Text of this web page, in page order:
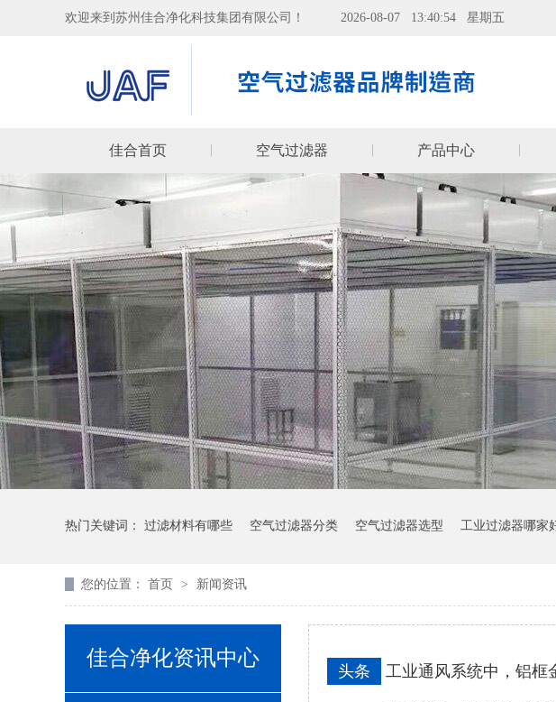
欢迎来到苏州佳合净化科技集团有限公司！ 2026-08-07 13:40:55 星期五
佳合首页 空气过滤器 产品中心
热门关键词： 过滤材料有哪些 空气过滤器分类 空气过滤器选型 工业过滤器哪家
您的位置： 首页 > 新闻资讯
佳合净化资讯中心
工业通风系统中，铝框
头条